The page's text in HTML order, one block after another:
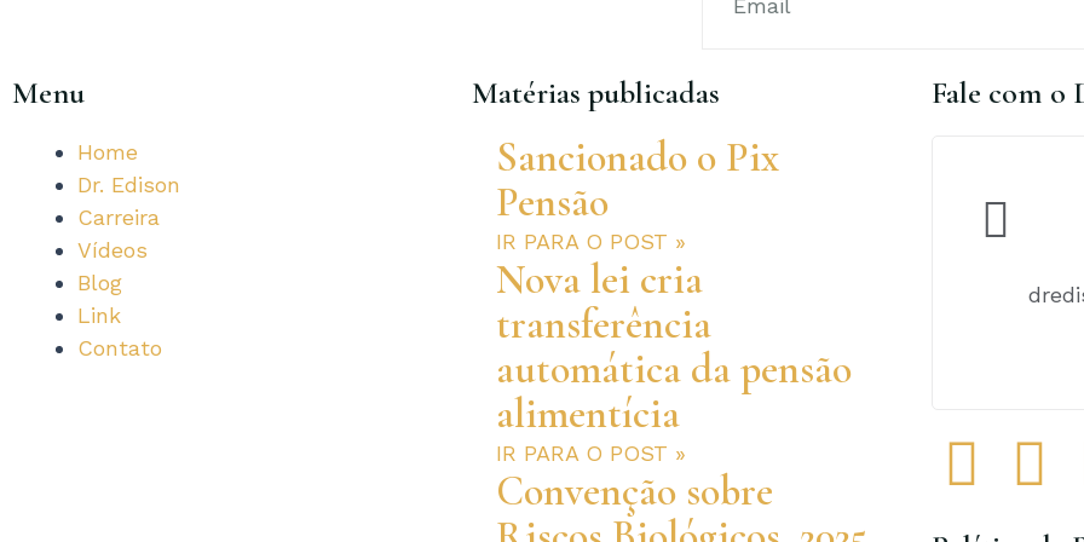
Menu
Home
Dr. Edison
Carreira
Vídeos
Blog
Link
Contato
Matérias publicadas
Sancionado o Pix
Pensão
IR PARA O POST »
Nova lei cria
transferência
automática da pensão
alimentícia
IR PARA O POST »
Convenção sobre
Fale com o
F
a
I
n